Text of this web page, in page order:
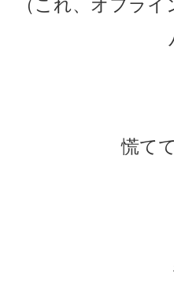
（これ、オフラ
慌て